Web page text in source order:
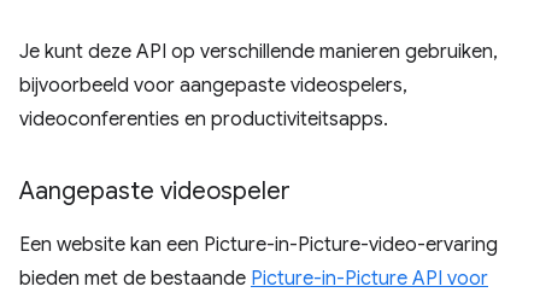
Je kunt deze API op verschillende manieren gebruiken,
bijvoorbeeld voor aangepaste videospelers,
videoconferenties en productiviteitsapps.
Aangepaste videospeler
Een website kan een Picture-in-Picture-video-ervaring
bieden met de bestaande Picture-in-Picture API voor